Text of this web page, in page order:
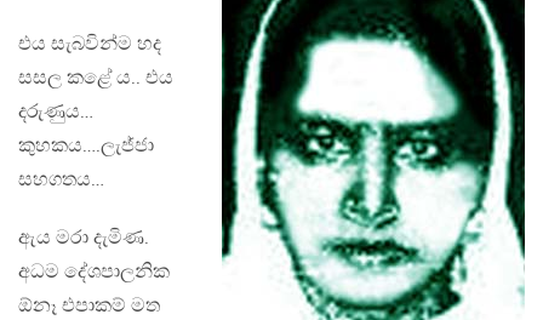
එය සැබවින්ම හද
සසල කළේ ය.. එය
දරුණුය…
කුහකය….ලැජ්ජා
සහගතය…
ඇය මරා දැමිණ.
අධම දේශපාලනික
ඕනෑ එපාකම් මත